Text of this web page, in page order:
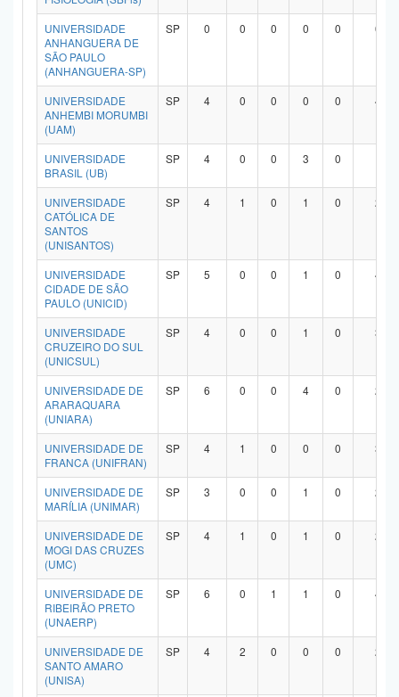
UNIVERSIDADE
ANHANGUERA DE
SÃO PAULO
(ANHANGUERA-SP)
SP 0 0 0 0 0 0
UNIVERSIDADE
ANHEMBI MORUMBI
(UAM)
SP 4 0 0 0 0 4
UNIVERSIDADE
BRASIL (UB)
SP 4 0 0 3 0
UNIVERSIDADE
CATÓLICA DE
SANTOS
(UNISANTOS)
SP 4 1 0 1 0 2
UNIVERSIDADE
CIDADE DE SÃO
PAULO (UNICID)
SP 5 0 0 1 0 4
UNIVERSIDADE
CRUZEIRO DO SUL
(UNICSUL)
SP 4 0 0 1 0 3
UNIVERSIDADE DE
ARARAQUARA
(UNIARA)
SP 6 0 0 4 0 2
UNIVERSIDADE DE
FRANCA (UNIFRAN)
SP 4 1 0 0 0 3
UNIVERSIDADE DE
MARÍLIA (UNIMAR)
SP 3 0 0 1 0 2
UNIVERSIDADE DE
MOGI DAS CRUZES
(UMC)
SP 4 1 0 1 0 2
UNIVERSIDADE DE
RIBEIRÃO PRETO
(UNAERP)
SP 6 0 1 1 0 4
UNIVERSIDADE DE
SANTO AMARO
(UNISA)
SP 4 2 0 0 0 2